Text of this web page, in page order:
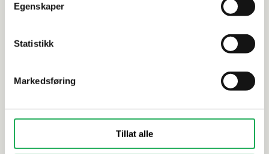
Egenskaper
Statistikk
Markedsføring
Tillat alle
CESI
-69%
ALELUIA